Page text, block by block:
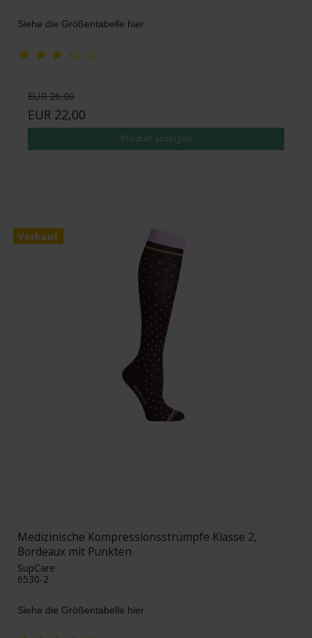
Siehe die Größentabelle hier
EUR 26,00
EUR 22,00
Produkt anzeigen
Verkauf
Medizinische Kompressionsstrümpfe Klasse 2,
Bordeaux mit Punkten
SupCare
6530-2
Siehe die Größentabelle hier